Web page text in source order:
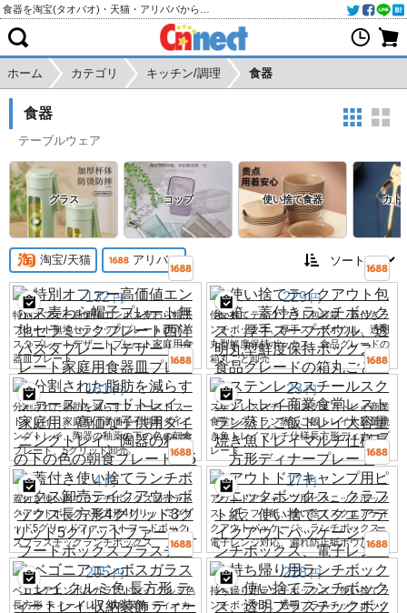
ホーム カテゴリ キッチン/調理 食器
食器
テーブルウェア
グラス コップ 使い捨て食器 カト
淘宝/天猫 アリババ
132 円
特別オファー高価値エンボス麦わら帽子
プレート無地セラミックプレート西洋パ
スタプレートデザートプレート家庭用食
器皿プレート
229 円
使い捨てテイクアウト包装箱、蓋付きラ
ンチボックス、厚手スープボウル、透明
丸型鮮度保持ボックス、食品グレードの
箱丸ごと卸売
181 円
分割された脂肪を減らすファーストフー
ドトレイ、家庭用、高価な子供用ダイニ
ングトレイ、陶器の釉薬の下の色の朝食
プレート、5グリッド卸売
23 円
ステンレススチールスクエアトレイ商業
食堂レストラン蒸しご飯トレイ大容量焼
き魚トレイマルチ仕様長方形ディナープ
レート
4 円
蓋付き使い捨てランチボックス卸売テイ
クアウトボックス長方形4グリッド3グリ
ッド5グリッドファーストフードボック
スプラスチックランチボックス
17 円
アウトドアキャンプ用ピクニックボック
ス、クラフト紙、使い捨てスクエアテイ
クアウトパッケージ、ランチボックス、
電子レンジ対応、漏れ防止紙ボウル
205 円
ベゴニアエンボスガラストレイ クルミ色
長方形 ティートレイ 収納装飾 ティーカ
228 円
持ち帰り用ランチボックス、使い捨てラ
ンチボックス、透明プラスチックボック